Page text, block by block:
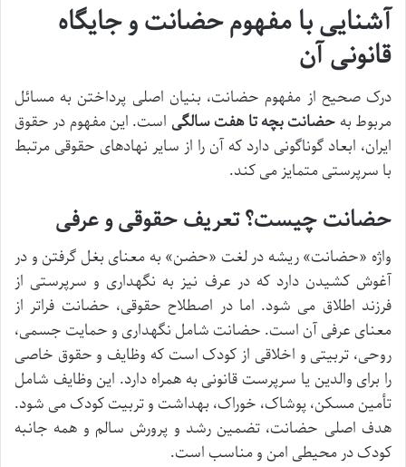
آشنایی با مفهوم حضانت و جایگاه
قانونی آن
درک صحیح از مفهوم حضانت، بنیان اصلی پرداختن به مسائل
مربوط به حضانت بچه تا هفت سالگی است. این مفهوم در حقوق
ایران، ابعاد گوناگونی دارد که آن را از سایر نهادهای حقوقی مرتبط
با سرپرستی متمایز می کند.
حضانت چیست؟ تعریف حقوقی و عرفی
واژه «حضانت» ریشه در لغت «حضن» به معنای بغل گرفتن و در
آغوش کشیدن دارد که در عرف نیز به نگهداری و سرپرستی از
فرزند اطلاق می شود. اما در اصطلاح حقوقی، حضانت فراتر از
معنای عرفی آن است. حضانت شامل نگهداری و حمایت جسمی،
روحی، تربیتی و اخلاقی از کودک است که وظایف و حقوق خاصی
را برای والدین یا سرپرست قانونی به همراه دارد. این وظایف شامل
تأمین مسکن، پوشاک، خوراک، بهداشت و تربیت کودک می شود.
هدف اصلی حضانت، تضمین رشد و پرورش سالم و همه جانبه
کودک در محیطی امن و مناسب است.